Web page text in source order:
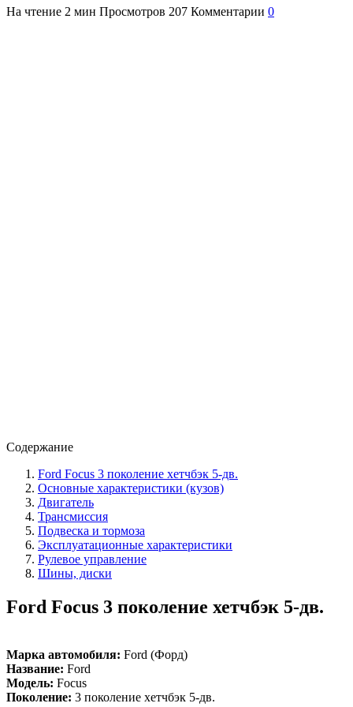
На чтение 2 мин Просмотров 207 Комментарии 0
Содержание
Ford Focus 3 поколение хетчбэк 5-дв.
Основные характеристики (кузов)
Двигатель
Трансмиссия
Подвеска и тормоза
Эксплуатационные характеристики
Рулевое управление
Шины, диски
Ford Focus 3 поколение хетчбэк 5-дв.
Марка автомобиля: Ford (Форд)
Название: Ford
Модель: Focus
Поколение: 3 поколение хетчбэк 5-дв.